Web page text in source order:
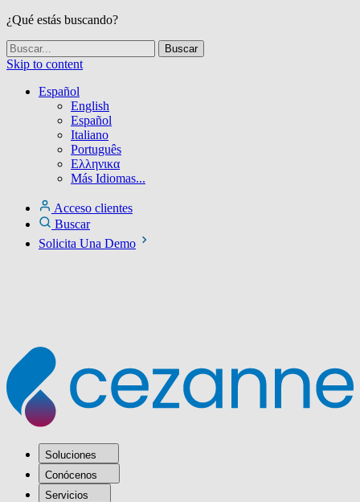
¿Qué estás buscando?
Skip to content
Español
English
Español
Italiano
Português
Ελληνικα
Más Idiomas...
Acceso clientes
Buscar
Solicita Una Demo
Soluciones
Conócenos
Servicios